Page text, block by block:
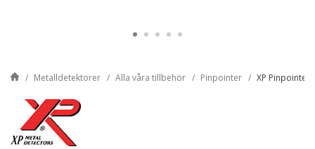
Metalldetektorer Alla våra tillbehör Pinpointer XP Pinpointer